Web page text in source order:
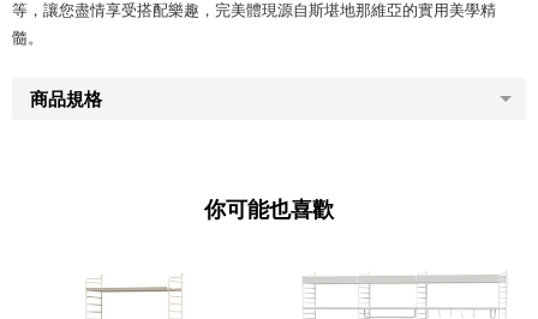
等，讓您盡情享受搭配樂趣，完美體現源自斯堪地那維亞的實用美學精
髓。
商品規格
你可能也喜歡